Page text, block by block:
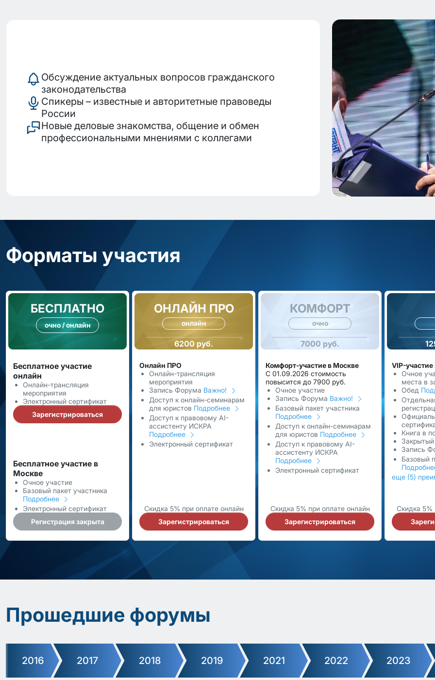
Обсуждение актуальных вопросов гражданского
законодательства
Спикеры – известные и авторитетные правоведы
России
Новые деловые знакомства, общение и обмен
профессиональными мнениями с коллегами
Форматы участия
БЕСПЛАТНО
очно / онлайн
Бесплатное участие
онлайн
Онлайн-трансляция
мероприятия
Электронный сертификат
Зарегистрироваться
Бесплатное участие в
Москве
Очное участие
Базовый пакет участника
Подробнее
Электронный сертификат
Регистрация закрыта
ОНЛАЙН ПРО
онлайн
6200 руб.
Онлайн ПРО
Онлайн-трансляция
мероприятия
Запись Форума Важно!
Доступ к онлайн-семинарам
для юристов Подробнее
Доступ к правовому AI-
ассистенту ИСКРА
Подробнее
Электронный сертификат
Скидка 5% при оплате онлайн
Зарегистрироваться
КОМФОРТ
очно
7000 руб.
Комфорт-участие в Москве
С 01.09.2026 стоимость
повысится до 7900 руб.
Очное участие
Запись Форума Важно!
Базовый пакет участника
Подробнее
Доступ к онлайн-семинарам
для юристов Подробнее
Доступ к правовому AI-
ассистенту ИСКРА
Подробнее
Электронный сертификат
Скидка 5% при оплате онлайн
Зарегистрироваться
VIP-
Очное
места в
Обед
Книга в
Запись
Базовый
еще (5)
Скидка 5%
Прошедшие форумы
2016 2017 2018 2019 2021 2022 2023